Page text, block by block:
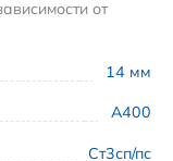
14 мм
А400
Ст3сп/пс
от